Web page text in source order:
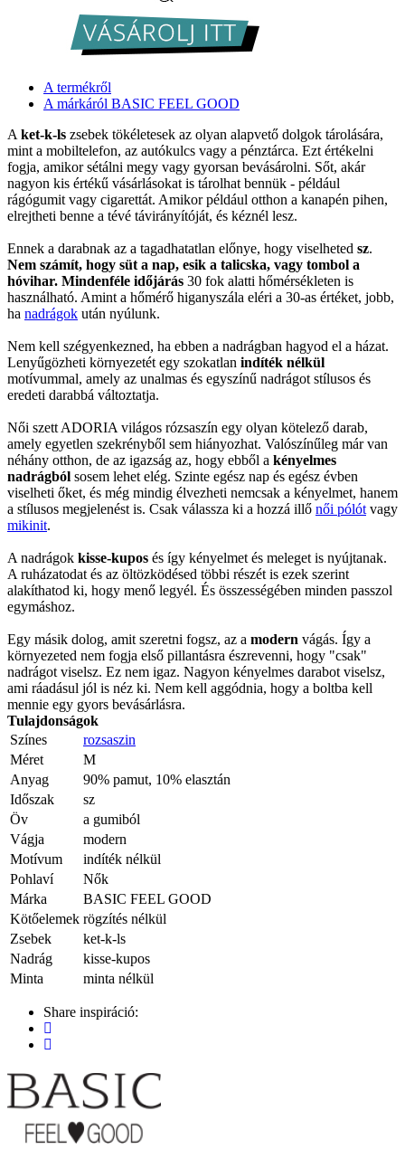
A termékről
A márkáról BASIC FEEL GOOD
A ket-k-ls zsebek tökéletesek az olyan alapvető dolgok tárolására,
mint a mobiltelefon, az autókulcs vagy a pénztárca. Ezt értékelni
fogja, amikor sétálni megy vagy gyorsan bevásárolni. Sőt, akár
nagyon kis értékű vásárlásokat is tárolhat bennük - például
rágógumit vagy cigarettát. Amikor például otthon a kanapén pihen,
elrejtheti benne a tévé távirányítóját, és kéznél lesz.
Ennek a darabnak az a tagadhatatlan előnye, hogy viselheted sz.
Nem számít, hogy süt a nap, esik a talicska, vagy tombol a
hóvihar. Mindenféle időjárás 30 fok alatti hőmérsékleten is
használható. Amint a hőmérő higanyszála eléri a 30-as értéket, jobb,
ha nadrágok után nyúlunk.
Nem kell szégyenkezned, ha ebben a nadrágban hagyod el a házat.
Lenyűgözheti környezetét egy szokatlan indíték nélkül
motívummal, amely az unalmas és egyszínű nadrágot stílusos és
eredeti darabbá változtatja.
Női szett ADORIA világos rózsaszín egy olyan kötelező darab,
amely egyetlen szekrényből sem hiányozhat. Valószínűleg már van
néhány otthon, de az igazság az, hogy ebből a kényelmes
nadrágból sosem lehet elég. Szinte egész nap és egész évben
viselheti őket, és még mindig élvezheti nemcsak a kényelmet, hanem
a stílusos megjelenést is. Csak válassza ki a hozzá illő női pólót vagy
mikinit.
A nadrágok kisse-kupos és így kényelmet és meleget is nyújtanak.
A ruházatodat és az öltözködésed többi részét is ezek szerint
alakíthatod ki, hogy menő legyél. És összességében minden passzol
egymáshoz.
Egy másik dolog, amit szeretni fogsz, az a modern vágás. Így a
környezeted nem fogja első pillantásra észrevenni, hogy "csak"
nadrágot viselsz. Ez nem igaz. Nagyon kényelmes darabot viselsz,
ami ráadásul jól is néz ki. Nem kell aggódnia, hogy a boltba kell
mennie egy gyors bevásárlásra.
Tulajdonságok
Színes
rozsaszin
Méret
M
Anyag
90% pamut, 10% elasztán
Időszak
sz
Öv
a gumiból
Vágja
modern
Motívum
indíték nélkül
Pohlaví
Nők
Márka
BASIC FEEL GOOD
Kötőelemek rögzítés nélkül
Zsebek
ket-k-ls
Nadrág
kisse-kupos
Minta
minta nélkül
Share inspiráció: